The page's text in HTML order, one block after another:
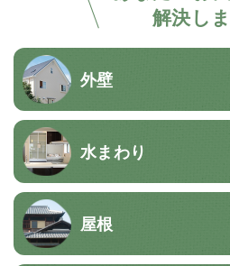
解決し
外壁
水まわり
屋根